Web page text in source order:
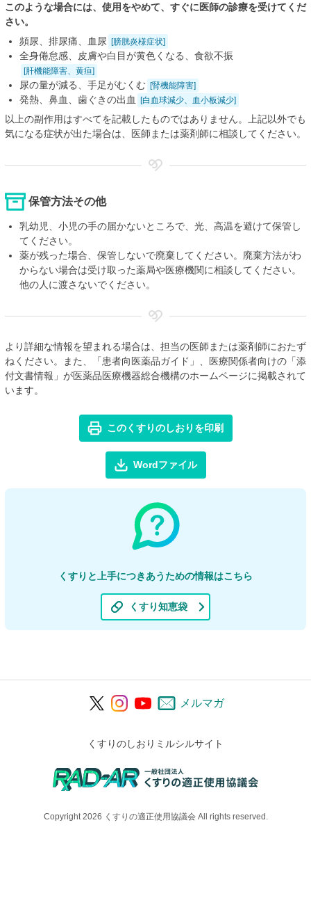
このような場合には、使用をやめて、すぐに医師の診療を受けてくだ
さい。
頻尿、排尿痛、血尿 [膀胱炎様症状]
全身倦怠感、皮膚や白目が黄色くなる、食欲不振
[肝機能障害、黄疸]
尿の量が減る、手足がむくむ [腎機能障害]
発熱、鼻血、歯ぐきの出血 [白血球減少、血小板減少]
以上の副作用はすべてを記載したものではありません。上記以外でも
気になる症状が出た場合は、医師または薬剤師に相談してください。
保管方法その他
乳幼児、小児の手の届かないところで、光、高温を避けて保管し
てください。
薬が残った場合、保管しないで廃棄してください。廃棄方法がわ
からない場合は受け取った薬局や医療機関に相談してください。
他の人に渡さないでください。
より詳細な情報を望まれる場合は、担当の医師または薬剤師におたず
ねください。また、「患者向医薬品ガイド」、医療関係者向けの「添
付文書情報」が医薬品医療機器総合機構のホームページに掲載されて
います。
このくすりのしおりを印刷
Wordファイル
くすりと上手につきあうための情報はこちら
くすり知恵袋
メルマガ
くすりのしおりミルシルサイト
Copyright 2026 くすりの適正使用協議会 All rights reserved.